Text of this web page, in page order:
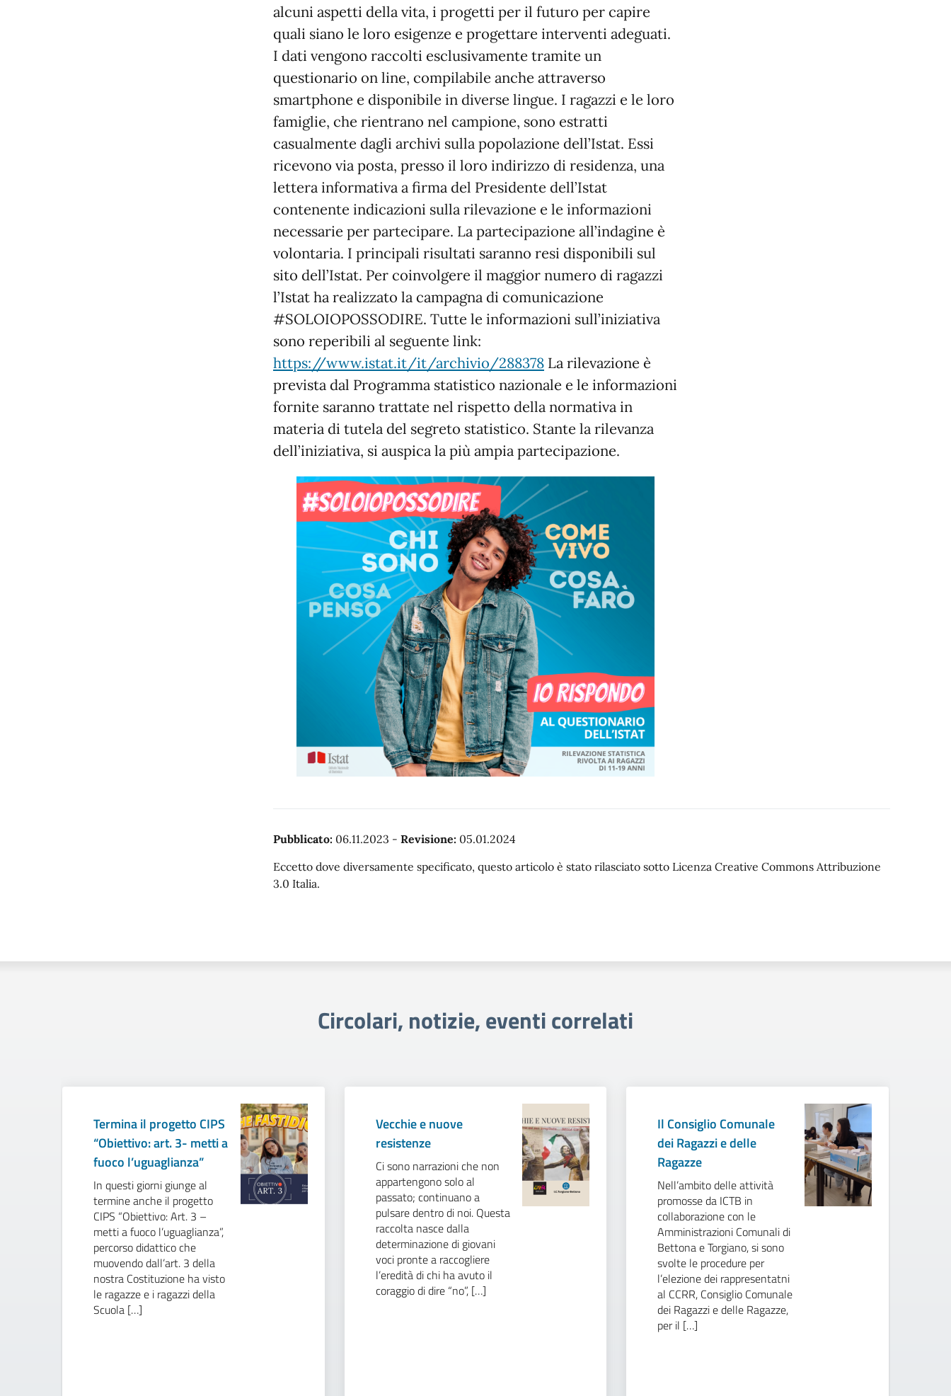
alcuni aspetti della vita, i progetti per il futuro per capire
quali siano le loro esigenze e progettare interventi adeguati.
I dati vengono raccolti esclusivamente tramite un
questionario on line, compilabile anche attraverso
smartphone e disponibile in diverse lingue. I ragazzi e le loro
famiglie, che rientrano nel campione, sono estratti
casualmente dagli archivi sulla popolazione dell’Istat. Essi
ricevono via posta, presso il loro indirizzo di residenza, una
lettera informativa a firma del Presidente dell’Istat
contenente indicazioni sulla rilevazione e le informazioni
necessarie per partecipare. La partecipazione all’indagine è
volontaria. I principali risultati saranno resi disponibili sul
sito dell’Istat. Per coinvolgere il maggior numero di ragazzi
l’Istat ha realizzato la campagna di comunicazione
#SOLOIOPOSSODIRE. Tutte le informazioni sull’iniziativa
sono reperibili al seguente link:
https://www.istat.it/it/archivio/288378 La rilevazione è
prevista dal Programma statistico nazionale e le informazioni
fornite saranno trattate nel rispetto della normativa in
materia di tutela del segreto statistico. Stante la rilevanza
dell’iniziativa, si auspica la più ampia partecipazione.
Pubblicato: 06.11.2023 - Revisione: 05.01.2024
Eccetto dove diversamente specificato, questo articolo è stato rilasciato sotto Licenza Creative Commons Attribuzione
3.0 Italia.
Circolari, notizie, eventi correlati
Termina il progetto CIPS
“Obiettivo: art. 3- metti a
fuoco l’uguaglianza”
In questi giorni giunge al
termine anche il progetto
CIPS “Obiettivo: Art. 3 –
metti a fuoco l’uguaglianza”,
percorso didattico che
muovendo dall’art. 3 della
nostra Costituzione ha visto
le ragazze e i ragazzi della
Scuola […]
Vecchie e nuove
resistenze
Ci sono narrazioni che non
appartengono solo al
passato; continuano a
pulsare dentro di noi. Questa
raccolta nasce dalla
determinazione di giovani
voci pronte a raccogliere
l’eredità di chi ha avuto il
coraggio di dire “no”, […]
Il Consiglio Comunale
dei Ragazzi e delle
Ragazze
Nell’ambito delle attività
promosse da ICTB in
collaborazione con le
Amministrazioni Comunali di
Bettona e Torgiano, si sono
svolte le procedure per
l’elezione dei rappresentatni
al CCRR, Consiglio Comunale
dei Ragazzi e delle Ragazze,
per il […]